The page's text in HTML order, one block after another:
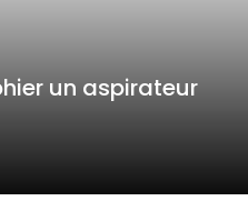
un aspirateur